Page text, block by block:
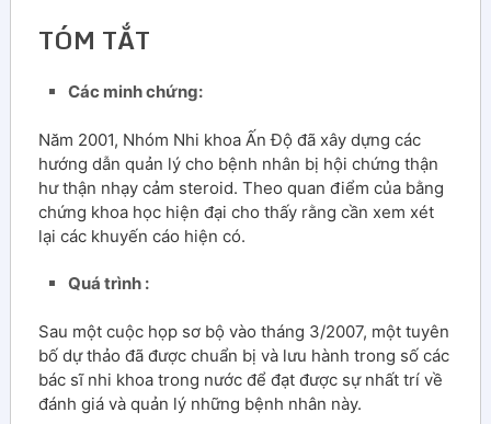
TÓM TẮT
Các minh chứng:
Năm 2001, Nhóm Nhi khoa Ấn Độ đã xây dựng các
hướng dẫn quản lý cho bệnh nhân bị hội chứng thận
hư thận nhạy cảm steroid. Theo quan điểm của bằng
chứng khoa học hiện đại cho thấy rằng cần xem xét
lại các khuyến cáo hiện có.
Quá trình :
Sau một cuộc họp sơ bộ vào tháng 3/2007, một tuyên
bố dự thảo đã được chuẩn bị và lưu hành trong số các
bác sĩ nhi khoa trong nước để đạt được sự nhất trí về
đánh giá và quản lý những bệnh nhân này.